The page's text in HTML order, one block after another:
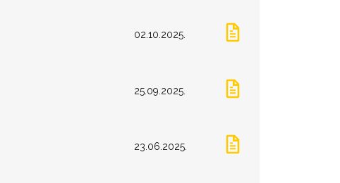
02.10.2025.
25.09.2025.
23.06.2025.